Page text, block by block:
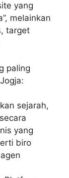
yang
melainkan
target
paling
sejarah,
yang
biro